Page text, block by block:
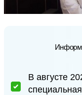
В августе